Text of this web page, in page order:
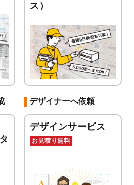
ス）
デザイナーへ依頼
デザインサービス
お見積り無料